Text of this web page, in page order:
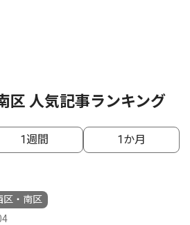
区 人気記事ランキング
1週間 1か月
区・南区